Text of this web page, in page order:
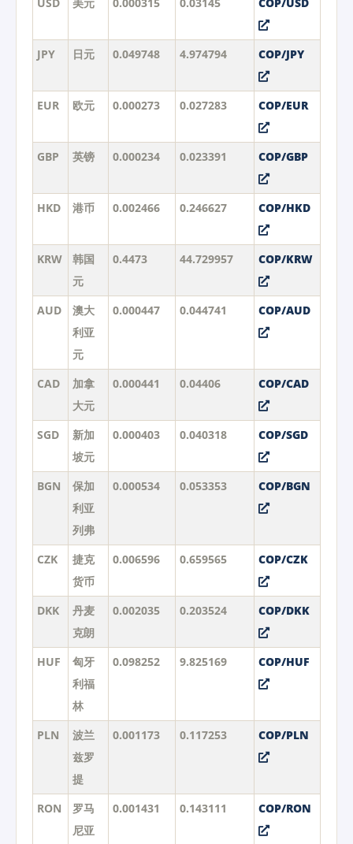
JPY 日元 0.049748 4.974794 COP/JPY
EUR 欧元 0.000273 0.027283 COP/EUR
GBP 英镑 0.000234 0.023391 COP/GBP
HKD 港币 0.002466 0.246627 COP/HKD
KRW
韩国
元
0.4473 44.729957 COP/KRW
AUD
澳大
利亚
元
0.000447 0.044741 COP/AUD
CAD
加拿
大元
0.000441 0.04406 COP/CAD
SGD
新加
坡元
0.000403 0.040318 COP/SGD
BGN
保加
利亚
列弗
0.000534 0.053353 COP/BGN
CZK
捷克
货币
0.006596 0.659565 COP/CZK
DKK
丹麦
克朗
0.002035 0.203524 COP/DKK
HUF
匈牙
利福
林
0.098252 9.825169 COP/HUF
PLN
波兰
兹罗
提
0.001173 0.117253 COP/PLN
RON
罗马
尼亚
0.001431 0.143111 COP/RON